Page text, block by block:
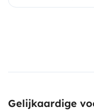
Gelijkaardige